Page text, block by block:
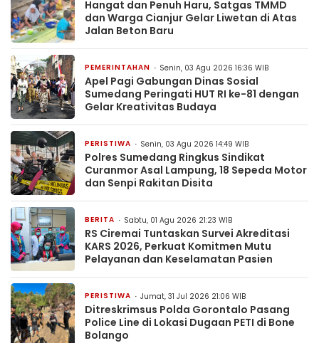
Hangat dan Penuh Haru, Satgas TMMD
dan Warga Cianjur Gelar Liwetan di Atas
Jalan Beton Baru
PEMERINTAHAN Senin, 03 Agu 2026 16:36 WIB
Apel Pagi Gabungan Dinas Sosial
Sumedang Peringati HUT RI ke-81 dengan
Gelar Kreativitas Budaya
PERISTIWA Senin, 03 Agu 2026 14:49 WIB
Polres Sumedang Ringkus Sindikat
Curanmor Asal Lampung, 18 Sepeda Motor
dan Senpi Rakitan Disita
BERITA Sabtu, 01 Agu 2026 21:23 WIB
RS Ciremai Tuntaskan Survei Akreditasi
KARS 2026, Perkuat Komitmen Mutu
Pelayanan dan Keselamatan Pasien
PERISTIWA Jumat, 31 Jul 2026 21:06 WIB
Ditreskrimsus Polda Gorontalo Pasang
Police Line di Lokasi Dugaan PETI di Bone
Bolango